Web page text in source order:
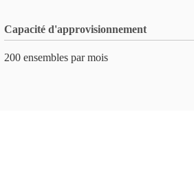
Capacité d'approvisionnement
200 ensembles par mois